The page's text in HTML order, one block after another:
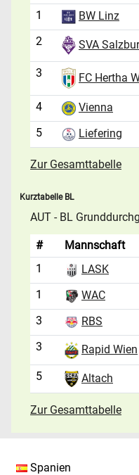
1
BW Linz
2
SVA
3 FC Hertha
4 Vienna
5
Liefering
Zur Gesamttabelle
Kurztabelle BL
AUT - BL
# Mannschaft
1
LASK
1
WAC
3
RBS
3
Rapid Wien
5 Altach
Zur Gesamttabelle
Spanien